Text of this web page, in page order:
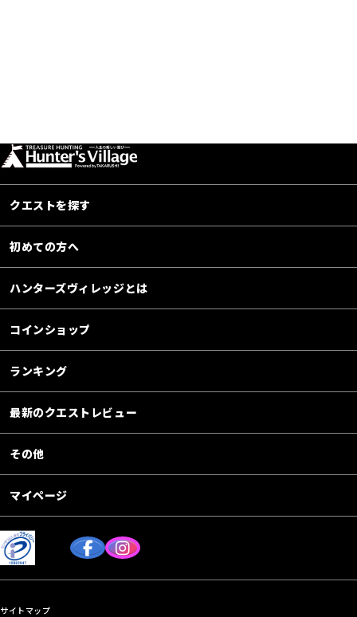
クエストを探す
初めての方へ
ハンターズヴィレッジとは
コインショップ
ランキング
最新のクエストレビュー
その他
マイページ
サイトマップ